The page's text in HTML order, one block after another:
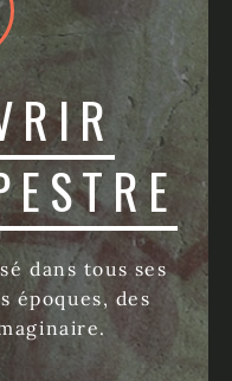
dans tous ses
époques, des